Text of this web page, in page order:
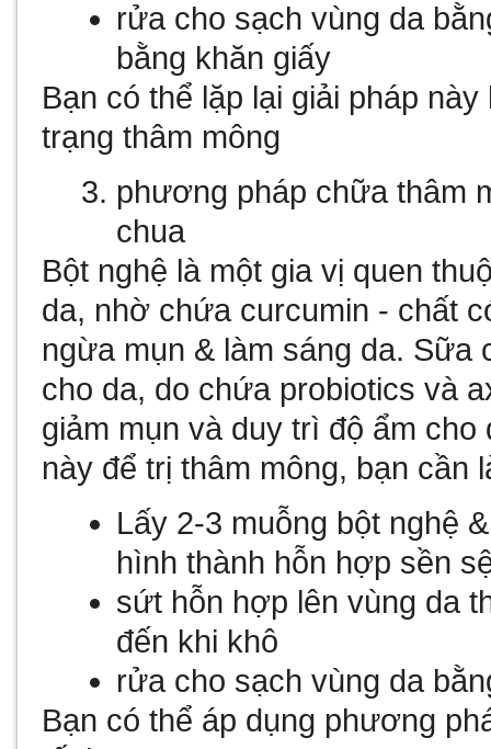
rửa cho sạch vùng da
bằng khăn giấy
Bạn có thể lặp lại giải pháp
trạng thâm mông
phương pháp chữa thâm
chua
Bột nghệ là một gia vị quen
da, nhờ chứa curcumin - chất
ngừa mụn & làm sáng da. Sữa
cho da, do chứa probiotics và
giảm mụn và duy trì độ ẩm
này để trị thâm mông, bạn cần
Lấy 2-3 muỗng bột nghệ
hình thành hỗn hợp sền
sứt hỗn hợp lên vùng da
đến khi khô
rửa cho sạch vùng da
Bạn có thể áp dụng phương